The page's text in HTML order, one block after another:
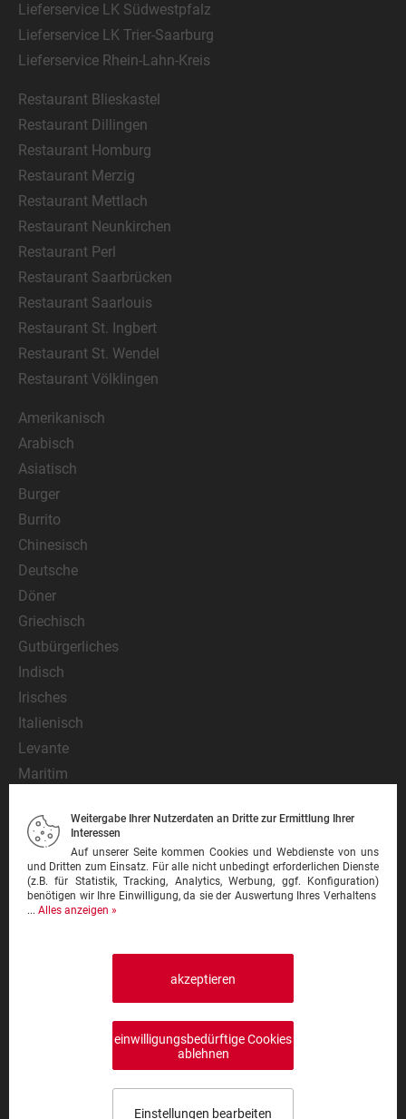
Lieferservice LK Südwestpfalz
Lieferservice LK Trier-Saarburg
Lieferservice Rhein-Lahn-Kreis
Restaurant Blieskastel
Restaurant Dillingen
Restaurant Homburg
Restaurant Merzig
Restaurant Mettlach
Restaurant Neunkirchen
Restaurant Perl
Restaurant Saarbrücken
Restaurant Saarlouis
Restaurant St. Ingbert
Restaurant St. Wendel
Restaurant Völklingen
Amerikanisch
Arabisch
Asiatisch
Burger
Burrito
Chinesisch
Deutsche
Döner
Griechisch
Gutbürgerliches
Indisch
Irisches
Italienisch
Levante
Maritim
Mexikanisch
Nationalgericht
Orientalisch
Pasta
Weitergabe Ihrer Nutzerdaten an Dritte zur Ermittlung Ihrer
Interessen
Auf unserer Seite kommen Cookies und Webdienste von uns
und Dritten zum Einsatz. Für alle nicht unbedingt erforderlichen Dienste
(z.B. für Statistik, Tracking, Analytics, Werbung, ggf. Konfiguration)
benötigen wir Ihre Einwilligung, da sie der Auswertung Ihres Verhaltens
... Alles anzeigen »
akzeptieren
einwilligungsbedürftige Cookies
ablehnen
Einstellungen bearbeiten